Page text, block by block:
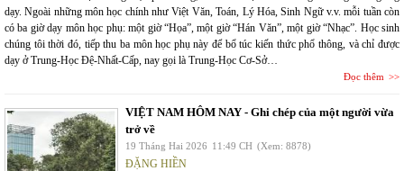
dạy. Ngoài những môn học chính như Việt Văn, Toán, Lý Hóa, Sinh Ngữ v.v. mỗi tuần còn
có ba giờ dạy môn học phụ: một giờ “Họa”, một giờ “Hán Văn”, một giờ “Nhạc”. Học sinh
chúng tôi thời đó, tiếp thu ba môn học phụ này để bổ túc kiến thức phổ thông, và chỉ được
dạy ở Trung-Học Đệ-Nhất-Cấp, nay gọi là Trung-Học Cơ-Sở…
Đọc thêm
VIỆT NAM HÔM NAY - Ghi chép của một người vừa
trở về
19 Tháng Hai 2026 11:49 CH (Xem: 8878)
ĐẶNG HIỀN